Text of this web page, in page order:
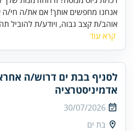
אנחנו מחפשים אותך! אם את/ה חי/ה
אוהב/ת קצב גבוה, ויודע/ת להוביל
קרא עוד
לסניף בבת ים דרוש/ה
אדמיניסטרציה
30/07/2026
בת ים